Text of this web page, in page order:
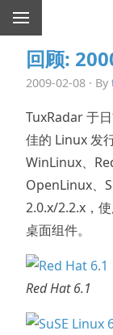
回顾:
2009-02-08 · By
TuxRadar 于
佳的 Linux 发
WinLinux、
OpenLinux、
2.0.x/2.2.x，
桌面组件。
Red Hat 6.1